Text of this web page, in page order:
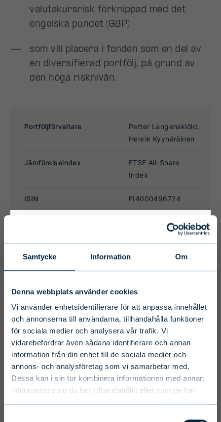
Samtycke Information Om
Denna webbplats använder cookies
Vi använder enhetsidentifierare för att anpassa innehållet
och annonserna till användarna, tillhandahålla funktioner
för sociala medier och analysera vår trafik. Vi
vidarebefordrar även sådana identifierare och annan
information från din enhet till de sociala medier och
annons- och analysföretag som vi samarbetar med.
Dessa kan i sin tur kombinera informationen med annan
information som du har tillhandahållit eller som de har
Primary
Disclaimer
To ensure we serve you with the most
relevant information please select your
language, country and investor type.
Select country
Select language